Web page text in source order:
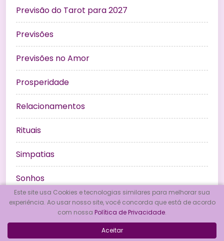
Previsão do Tarot para 2027
Previsões
Previsões no Amor
Prosperidade
Relacionamentos
Rituais
Simpatias
Sonhos
Tarô de Marselha
Tarot
Este site usa Cookies e tecnologias similares para melhorar sua
experiência. Ao usar nosso site, você concorda que está de acordo
com nossa Política de Privacidade.
Aceitar